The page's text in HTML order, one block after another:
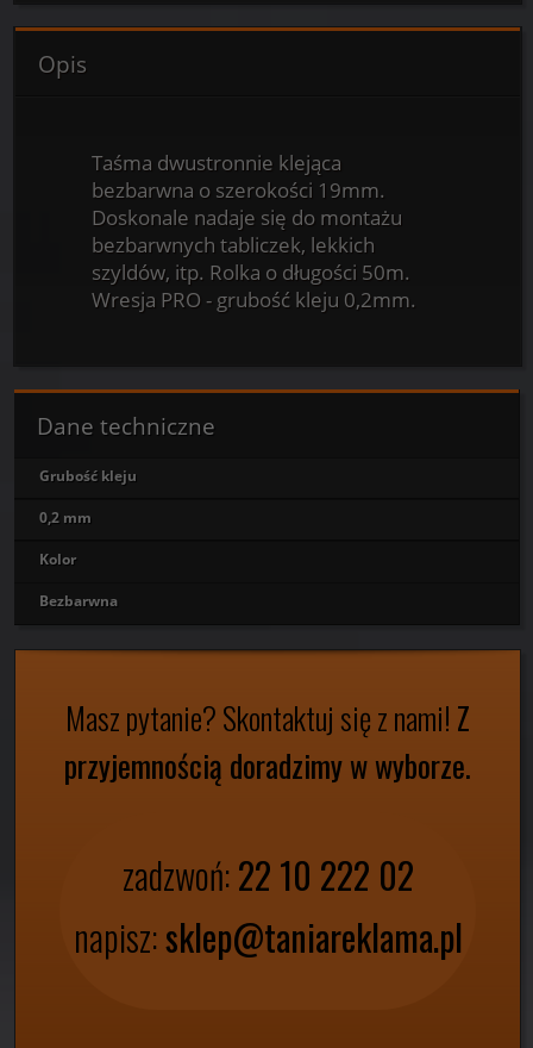
Opis
Taśma dwustronnie klejąca
bezbarwna o szerokości 19mm.
Doskonale nadaje się do montażu
bezbarwnych tabliczek, lekkich
szyldów, itp. Rolka o długości 50m.
Wresja PRO - grubość kleju 0,2mm.
Dane techniczne
Grubość kleju
0,2 mm
Kolor
Bezbarwna
Masz pytanie?Skontaktuj się z nami! Z
przyjemnością doradzimy w wyborze.
zadzwoń:22 10 222 02
napisz:sklep@taniareklama.pl